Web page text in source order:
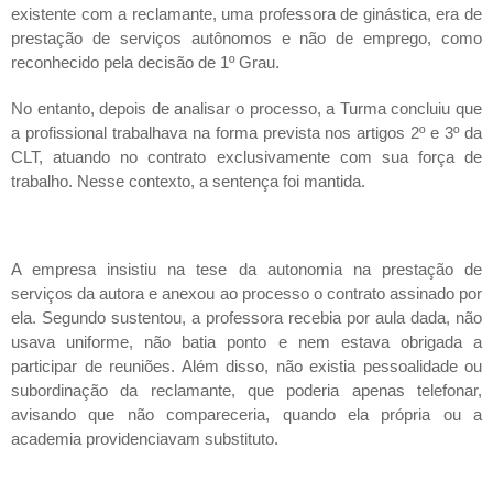
existente com a reclamante, uma professora de ginástica, era de
prestação de serviços autônomos e não de emprego, como
reconhecido pela decisão de 1º Grau.
No entanto, depois de analisar o processo, a Turma concluiu que
a profissional trabalhava na forma prevista nos artigos 2º e 3º da
CLT, atuando no contrato exclusivamente com sua força de
trabalho. Nesse contexto, a sentença foi mantida.
A empresa insistiu na tese da autonomia na prestação de
serviços da autora e anexou ao processo o contrato assinado por
ela. Segundo sustentou, a professora recebia por aula dada, não
usava uniforme, não batia ponto e nem estava obrigada a
participar de reuniões. Além disso, não existia pessoalidade ou
subordinação da reclamante, que poderia apenas telefonar,
avisando que não compareceria, quando ela própria ou a
academia providenciavam substituto.